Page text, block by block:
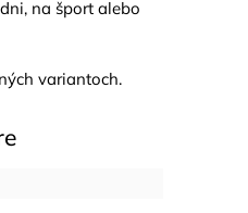
na šport alebo
variantoch.